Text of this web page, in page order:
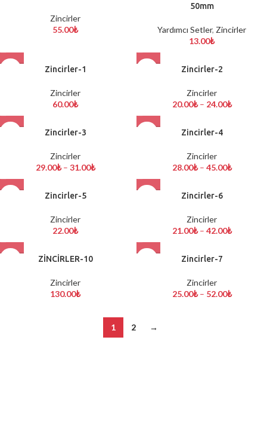
Zincirler
55.00₺
50mm
Yardımcı Setler, Zincirler
13.00₺
Zincirler-1
Zincirler
60.00₺
Zincirler-2
Zincirler
20.00₺ – 24.00₺
Zincirler-3
Zincirler
29.00₺ – 31.00₺
Zincirler-4
Zincirler
28.00₺ – 45.00₺
Zincirler-5
Zincirler
22.00₺
Zincirler-6
Zincirler
21.00₺ – 42.00₺
ZİNCİRLER-10
Zincirler
130.00₺
Zincirler-7
Zincirler
25.00₺ – 52.00₺
1 2 →